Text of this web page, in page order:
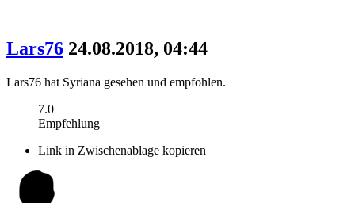
Lars76 24.08.2018, 04:44
Lars76 hat Syriana gesehen und empfohlen.
7.0
Empfehlung
Link in Zwischenablage kopieren